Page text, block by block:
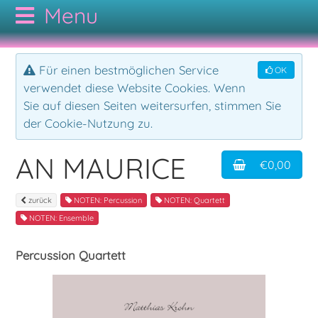
CODAMUSIC
GESAMTKATALOG
NOTEN
Bodypercussion
Cajon
CDs
Folk
AUTOREN
KONTAKT
AGB
OK
Für einen bestmöglichen Service
verwendet diese Website Cookies. Wenn
Sie auf diesen Seiten weitersurfen, stimmen Sie
der Cookie-Nutzung zu.
€0,00
AN MAURICE
zurück NOTEN: Percussion
NOTEN: Quartett
NOTEN: Ensemble
Percussion Quartett